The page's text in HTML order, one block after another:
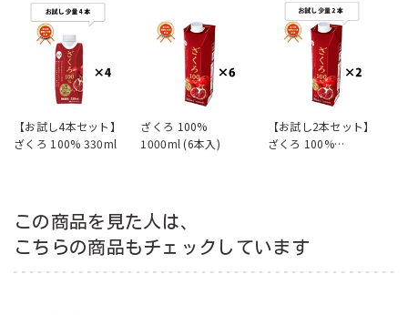
【お試し4本セット】
ざくろ 100% 330ml
ざくろ 100%
1000ml (6本入)
【お試し2本セット】
ざくろ 100%
この商品を見た人は、
こちらの商品もチェックしています